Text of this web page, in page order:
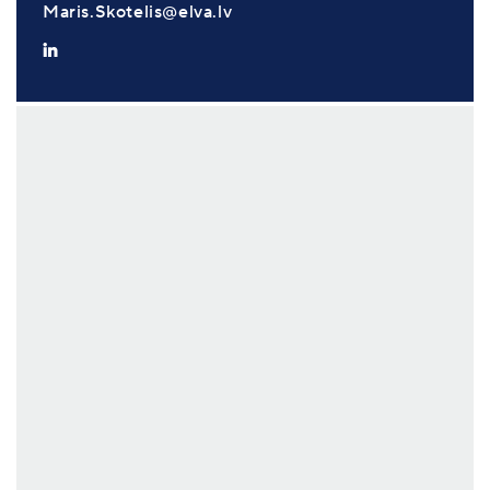
Maris.Skotelis@elva.lv